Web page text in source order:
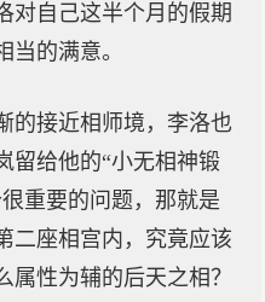
对自己这半个月的假期
当的满意。
的接近相师境，李洛也
留给他的“小无相神锻
重要的问题，那就是
二座相宫内，究竟应该
性为辅的后天之相？